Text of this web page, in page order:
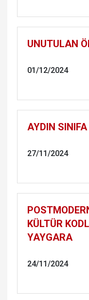
UNUTULAN
01/12/2024
AYDIN
27/11/2024
KÜLTÜR
YAYGARA
24/11/2024